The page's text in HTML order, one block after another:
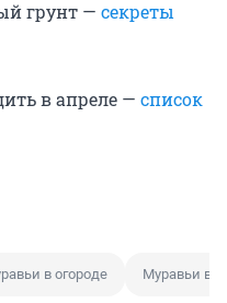
грунт — секреты
в апреле — список
в огороде Муравьи в